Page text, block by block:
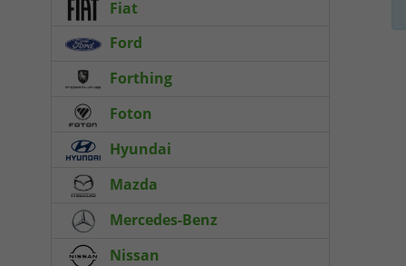
Fiat
Ford
Forthing
Foton
Hyundai
Mazda
Mercedes-Benz
Nissan